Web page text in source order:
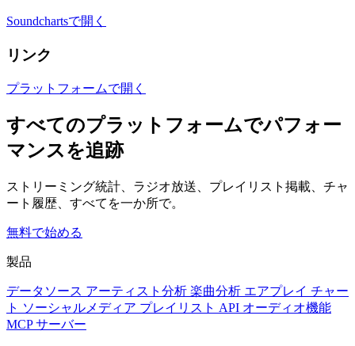
Soundchartsで開く
リンク
プラットフォームで開く
すべてのプラットフォームでパフォー
マンスを追跡
ストリーミング統計、ラジオ放送、プレイリスト掲載、チャ
ート履歴、すべてを一か所で。
無料で始める
製品
データソース アーティスト分析 楽曲分析 エアプレイ チャー
ト ソーシャルメディア プレイリスト API オーディオ機能
MCP サーバー